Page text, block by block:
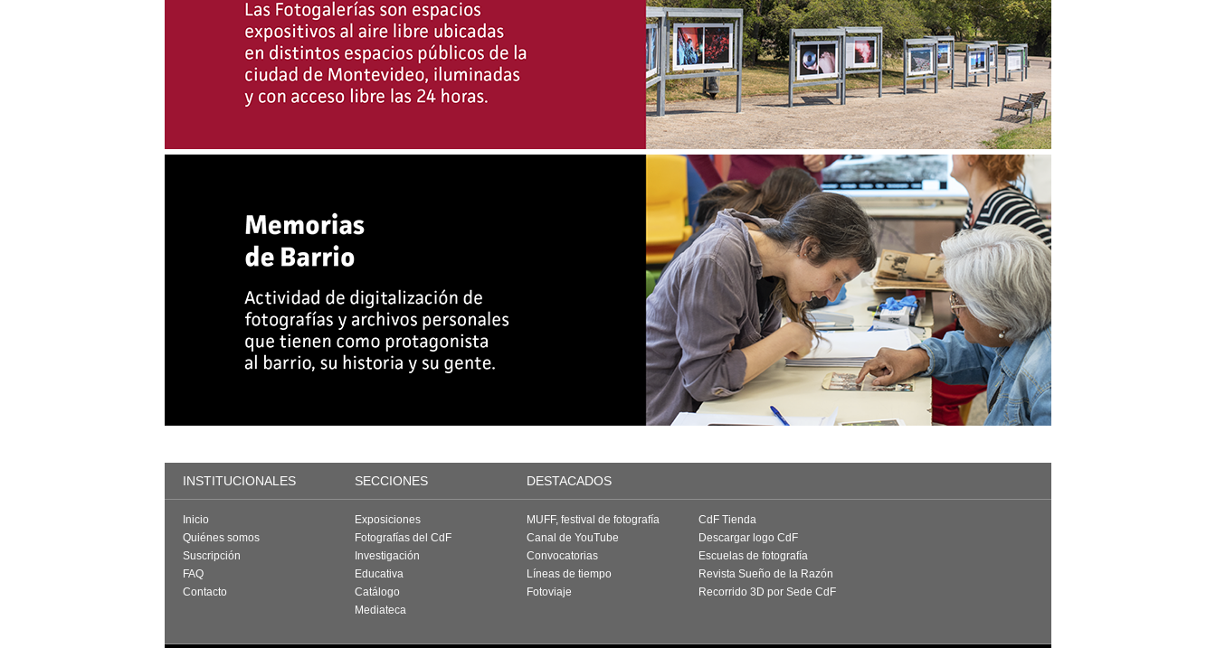
INSTITUCIONALES SECCIONES DESTACADOS
Inicio
Quiénes somos
Suscripción
FAQ
Contacto
Exposiciones
Fotografías del CdF
Investigación
Educativa
Catálogo
Mediateca
MUFF, festival de fotografía
Canal de YouTube
Convocatorias
Líneas de tiempo
Fotoviaje
CdF Tienda
Descargar logo CdF
Escuelas de fotografía
Revista Sueño de la Razón
Recorrido 3D por Sede CdF